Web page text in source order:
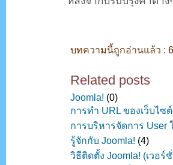
บทความนี้ถูกอ่านแล้ว :
Related posts
Joomla! (0)
การทำ URL ของเว็บไซ
การบริหารจัดการ User
รู้จักกับ Joomla! (4)
วิธีติดตั้ง Joomla! (เวอร์